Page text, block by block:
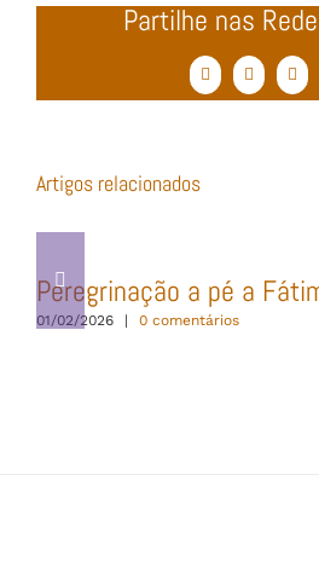
Partilhe nas
FacebookTwitter
Artigos relacionados
Peregrinação a pé a
01/02/2026 | 0 comentários